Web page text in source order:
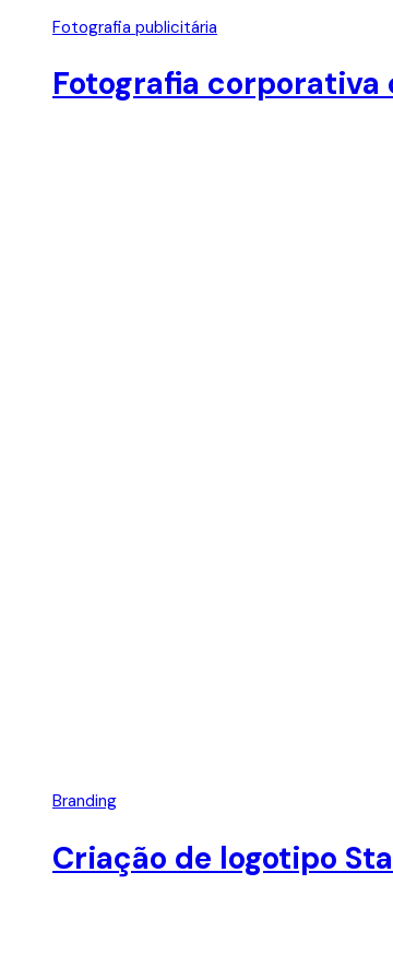
Fotografia publicitária
Fotografia
Branding
Criação de logotipo